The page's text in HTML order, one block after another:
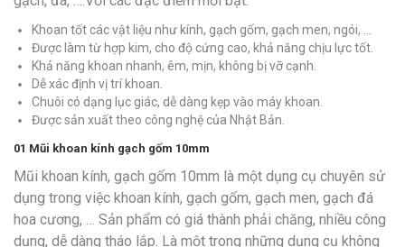
Khoan tốt các vật liệu như kính, gạch gốm, gạch men, ngói, …
Được làm từ hợp kim, cho độ cứng cao, khả năng chịu lực tốt.
Khả năng khoan nhanh, êm, mịn, không bị vỡ cạnh.
Dễ xác định vị trí khoan.
Chuôi có dạng lục giác, dễ dàng kẹp vào máy khoan.
Được sản xuất theo công nghệ của Nhật Bản.
01 Mũi khoan kính gạch gốm 10mm
Mũi khoan kính, gạch gốm 10mm là một dụng cụ chuyên sử
dụng trong việc khoan kính, gạch gốm, gạch men, gạch đá
hoa cương, … Sản phẩm có giá thành phải chăng, nhiều công
dụng, dễ dàng tháo lắp. Là một trong những dụng cụ không